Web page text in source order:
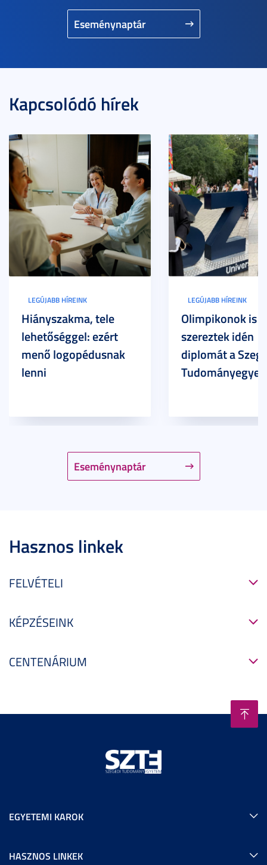
Eseménynaptár
Kapcsolódó hírek
Eseménynaptár
LEGÚJABB HÍREINK
Hiányszakma, tele
lehetőséggel: ezért
menő logopédusnak
lenni
LEGÚJABB HÍREINK
Olimpikonok is
szereztek idén
diplomát a
Hasznos linkek
FELVÉTELI
KÉPZÉSEINK
CENTENÁRIUM
EGYETEMI KAROK
HASZNOS LINKEK